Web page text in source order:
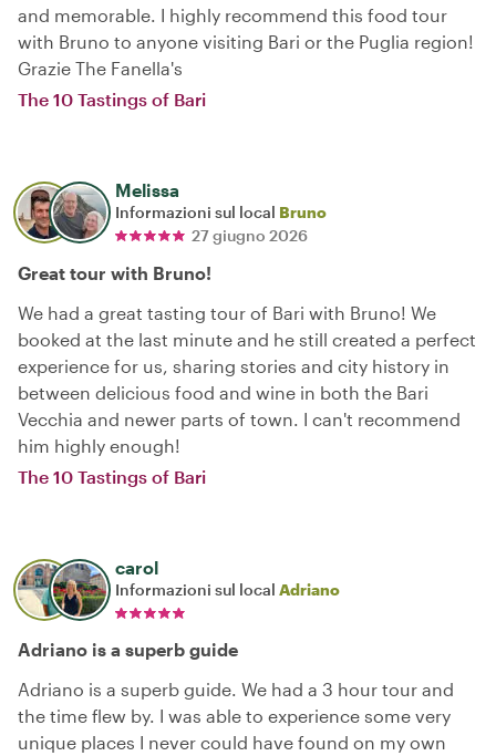
and memorable. I highly recommend this food tour
with Bruno to anyone visiting Bari or the Puglia region!
Grazie The Fanella's
The 10 Tastings of Bari
Melissa
Informazioni sul local Bruno
27 giugno 2026
Great tour with Bruno!
We had a great tasting tour of Bari with Bruno! We
booked at the last minute and he still created a perfect
experience for us, sharing stories and city history in
between delicious food and wine in both the Bari
Vecchia and newer parts of town. I can't recommend
him highly enough!
The 10 Tastings of Bari
carol
Informazioni sul local Adriano
Adriano is a superb guide
Adriano is a superb guide. We had a 3 hour tour and
the time flew by. I was able to experience some very
unique places I never could have found on my own